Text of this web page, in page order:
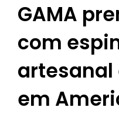
GAMA
com
artesanal
em